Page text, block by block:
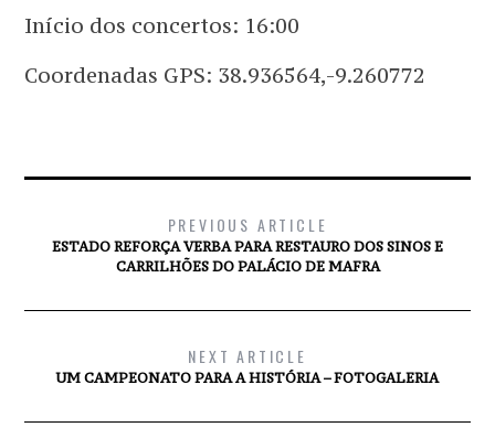
Início dos concertos: 16:00
Coordenadas GPS: 38.936564,-9.260772
PREVIOUS ARTICLE
ESTADO REFORÇA VERBA PARA RESTAURO DOS SINOS E
CARRILHÕES DO PALÁCIO DE MAFRA
NEXT ARTICLE
UM CAMPEONATO PARA A HISTÓRIA – FOTOGALERIA